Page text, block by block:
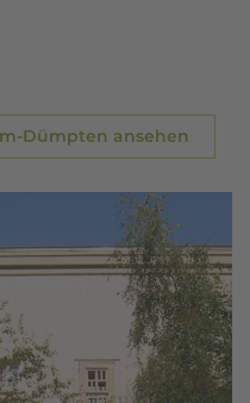
Dümpten ansehen